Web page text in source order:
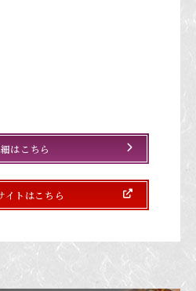
はこちら
イトはこちら